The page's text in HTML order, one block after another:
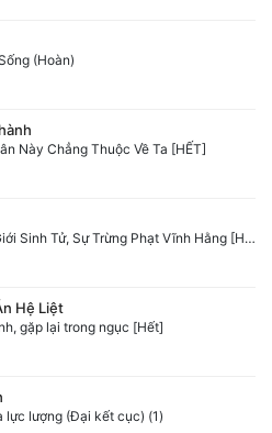
(Hoàn)
Này Chẳng Thuộc Về Ta [HẾT]
Chương 640: Ranh Giới Sinh Tử, Sự Trừng Phạt Vĩnh Hằng [HẾT]
Hệ Liệt
gặp lại trong ngục [Hết]
lực lượng (Đại kết cục) (1)